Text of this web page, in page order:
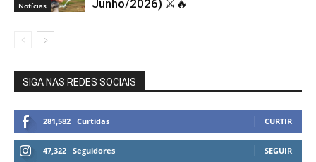
Notícias
Junho/2026) ⚔️🔥
SIGA NAS REDES SOCIAIS
281,582 Curtidas CURTIR
47,322 Seguidores SEGUIR